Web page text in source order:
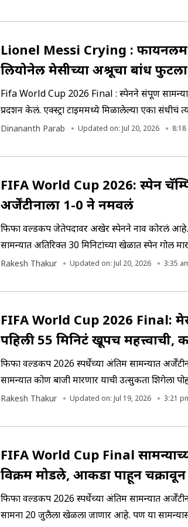
Lionel Messi Crying :
लियोनेल मेसीच्या अश्रूचा बांध
Fifa World Cup 2026 Final : स्पेनने संपूर्ण
प्रदर्शन केलं. एक्स्ट्रा टाइममध्ये मिळालेल्या एका संधीचं
दुसऱ्यांदा जिंकली. दुसरीकडे मेसीच्या अश्रुनी
Dinananth Parab Updated on: Jul 20, 2026
FIFA World Cup 2026: स्पेन
अर्जेंटीनाला 1-0 ने नमवलं
फिफा वर्ल्डकप जेतेपदावर अखेर स्पेनने नाव कोरलं आहे.
सामन्यात अतिरिक्त 30 मिनिटांच्या खेळात स्पेन गोल
घातली.
Rakesh Thakur Updated on: Jul 20, 2026 3:35
FIFA World Cup 2026 Final:
पहिली 55 मिनिटं खूपच महत्त्वाची,
फिफा वर्ल्डकप 2026 स्पर्धेच्या अंतिम सामन्यात
सामन्यात कोण बाजी मारणार याची उत्सुकता शिगेला
55 मिनिटं मेस्सीसाठी खूप महत्त्वाची आहे. असं का ते
Rakesh Thakur Updated on: Jul 19, 2026 3:21
FIFA World Cup Final
विक्रम मोडले, आकडा पाहून
फिफा वर्ल्डकप 2026 स्पर्धेच्या अंतिम सामन्यात
सामना 20 जुलैला खेळला जाणार आहे. पण या